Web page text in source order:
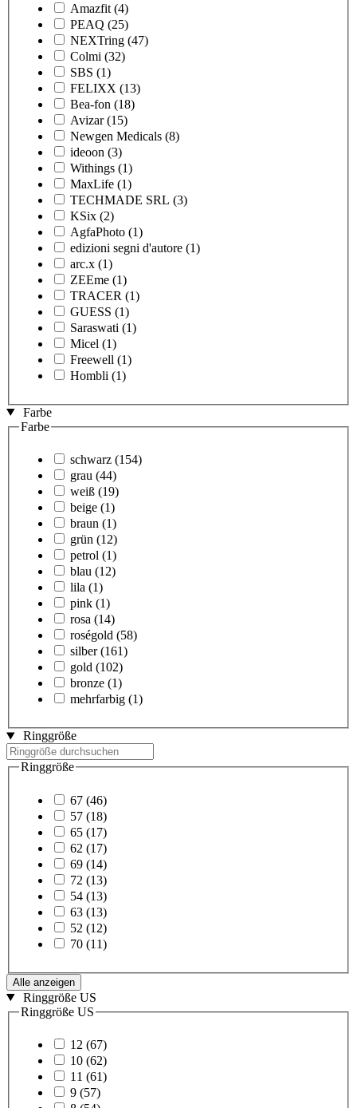
Amazfit (4)
PEAQ (25)
NEXTring (47)
Colmi (32)
SBS (1)
FELIXX (13)
Bea-fon (18)
Avizar (15)
Newgen Medicals (8)
ideoon (3)
Withings (1)
MaxLife (1)
TECHMADE SRL (3)
KSix (2)
AgfaPhoto (1)
edizioni segni d'autore (1)
arc.x (1)
ZEEme (1)
TRACER (1)
GUESS (1)
Saraswati (1)
Micel (1)
Freewell (1)
Hombli (1)
Farbe
Farbe
schwarz (154)
grau (44)
weiß (19)
beige (1)
braun (1)
grün (12)
petrol (1)
blau (12)
lila (1)
pink (1)
rosa (14)
roségold (58)
silber (161)
gold (102)
bronze (1)
mehrfarbig (1)
Ringgröße
Ringgröße
67 (46)
57 (18)
65 (17)
62 (17)
69 (14)
72 (13)
54 (13)
63 (13)
52 (12)
70 (11)
Alle anzeigen
Ringgröße US
Ringgröße US
12 (67)
10 (62)
11 (61)
9 (57)